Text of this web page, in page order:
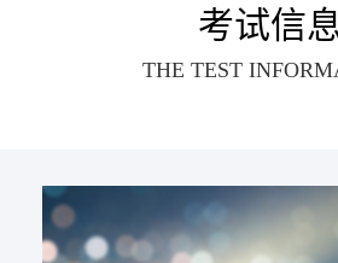
关于我们
中医心理师
培训认
考试信
THE TEST